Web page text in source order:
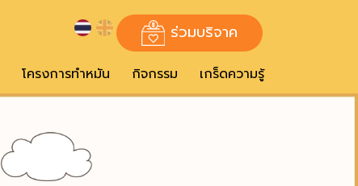
ร่วมบริจาค
โครงการทำหมัน กิจกรรม เกร็ดความรู้